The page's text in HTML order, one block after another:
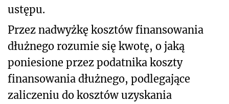
ustępu.
Przez nadwyżkę kosztów finansowania
dłużnego rozumie się kwotę, o jaką
poniesione przez podatnika koszty
finansowania dłużnego, podlegające
zaliczeniu do kosztów uzyskania